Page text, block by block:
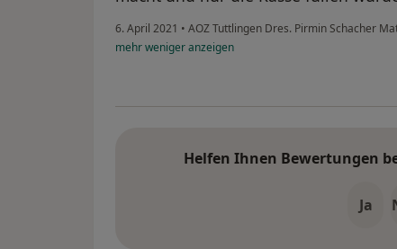
6. April 2021 • AOZ Tuttlingen Dres. Pirmin Schacher
mehrwenigeranzeigen
Helfen Ihnen Bewertungen
Ja